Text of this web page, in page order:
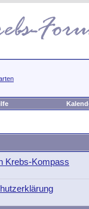
Krebs-Kompass